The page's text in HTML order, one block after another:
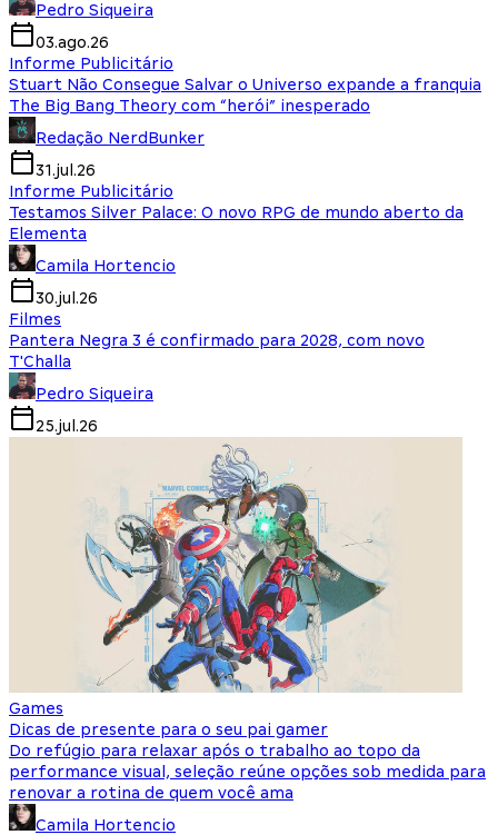
Pedro Siqueira
03.ago.26
Informe Publicitário
Stuart Não Consegue Salvar o Universo expande a franquia
The Big Bang Theory com “herói” inesperado
Redação NerdBunker
31.jul.26
Informe Publicitário
Testamos Silver Palace: O novo RPG de mundo aberto da
Elementa
Camila Hortencio
30.jul.26
Filmes
Pantera Negra 3 é confirmado para 2028, com novo
T'Challa
Pedro Siqueira
25.jul.26
Games
Dicas de presente para o seu pai gamer
Do refúgio para relaxar após o trabalho ao topo da
performance visual, seleção reúne opções sob medida para
renovar a rotina de quem você ama
Camila Hortencio